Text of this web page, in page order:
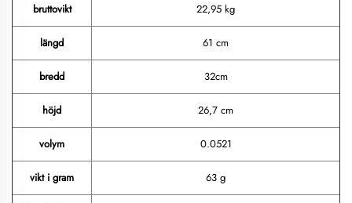
bruttovikt 22,95 kg
längd 61 cm
bredd 32cm
höjd 26,7 cm
volym 0.0521
vikt i gram 63 g